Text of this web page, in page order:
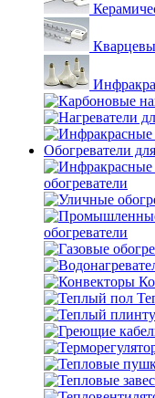
Обогреватели
обогреватели
обогреватели